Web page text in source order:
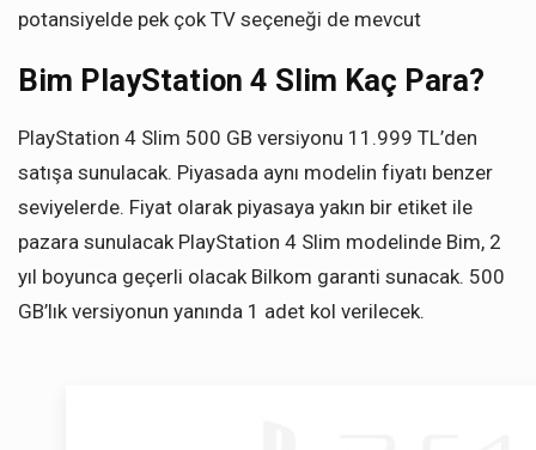
potansiyelde pek çok TV seçeneği de mevcut
Bim PlayStation 4 Slim Kaç Para?
PlayStation 4 Slim 500 GB versiyonu 11.999 TL’den
satışa sunulacak. Piyasada aynı modelin fiyatı benzer
seviyelerde. Fiyat olarak piyasaya yakın bir etiket ile
pazara sunulacak PlayStation 4 Slim modelinde Bim, 2
yıl boyunca geçerli olacak Bilkom garanti sunacak. 500
GB’lık versiyonun yanında 1 adet kol verilecek.